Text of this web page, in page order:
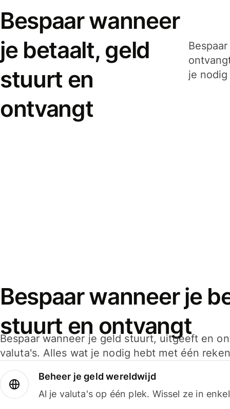
Bespaar wanneer
je betaalt, geld
stuurt en
ontvangt
je
Bespaar wanneer je
stuurt en ontvangt
Bespaar wanneer je geld stuurt, uitgeeft en
valuta's. Alles wat je nodig hebt met één
Beheer je geld wereldwijd
Al je valuta's op één plek. Wissel ze in